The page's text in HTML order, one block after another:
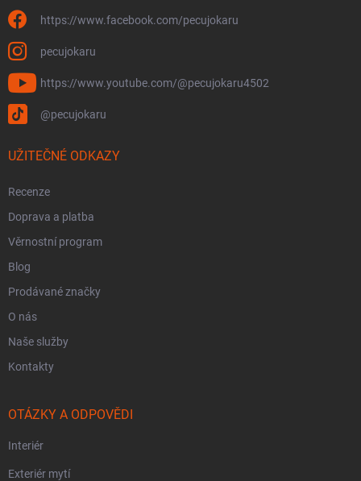
https://www.facebook.com/pecujokaru
pecujokaru
https://www.youtube.com/@pecujokaru4502
@pecujokaru
UŽITEČNÉ ODKAZY
Recenze
Doprava a platba
Věrnostní program
Blog
Prodávané značky
O nás
Naše služby
Kontakty
OTÁZKY A ODPOVĚDI
Interiér
Exteriér mytí